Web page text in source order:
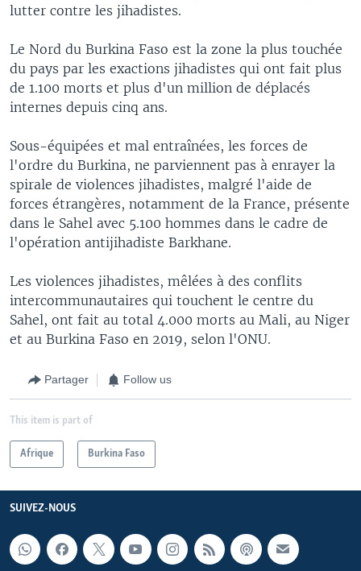
lutter contre les jihadistes.
Le Nord du Burkina Faso est la zone la plus touchée
du pays par les exactions jihadistes qui ont fait plus
de 1.100 morts et plus d'un million de déplacés
internes depuis cinq ans.
Sous-équipées et mal entraînées, les forces de
l'ordre du Burkina, ne parviennent pas à enrayer la
spirale de violences jihadistes, malgré l'aide de
forces étrangères, notamment de la France, présente
dans le Sahel avec 5.100 hommes dans le cadre de
l'opération antijihadiste Barkhane.
Les violences jihadistes, mêlées à des conflits
intercommunautaires qui touchent le centre du
Sahel, ont fait au total 4.000 morts au Mali, au Niger
et au Burkina Faso en 2019, selon l'ONU.
Partager Follow us
This item is part of
Afrique Burkina Faso
SUIVEZ-NOUS